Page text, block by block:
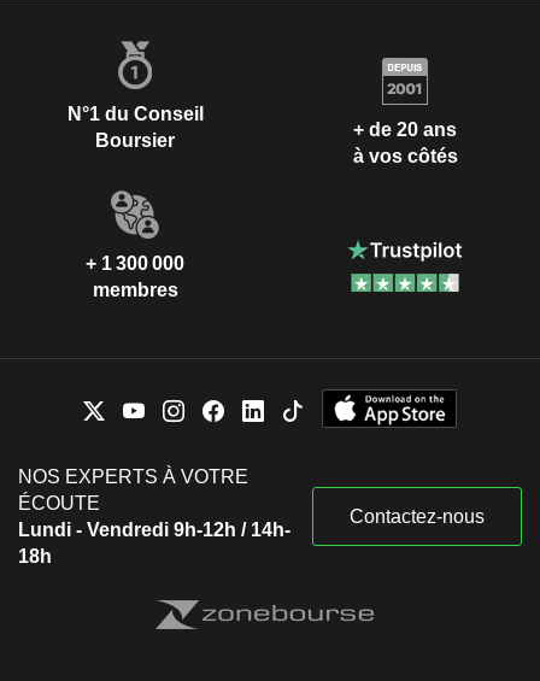
N°1 du Conseil
Boursier
+ de 20 ans
à vos côtés
+ 1 300 000
membres
NOS EXPERTS À VOTRE
ÉCOUTE
Lundi - Vendredi 9h-12h / 14h-
18h
Contactez-nous